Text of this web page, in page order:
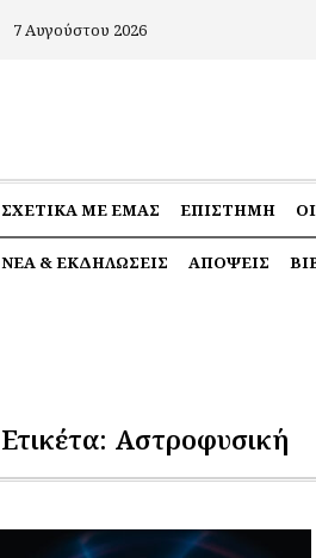
7 Αυγούστου 2026
ΣΧΕΤΙΚΆ ΜΕ ΕΜΆΣ ΕΠΙΣΤΉΜΗ
ΝΈΑ & ΕΚΔΗΛΏΣΕΙΣ ΑΠΌΨΕΙΣ
Ετικέτα: Αστροφυσική